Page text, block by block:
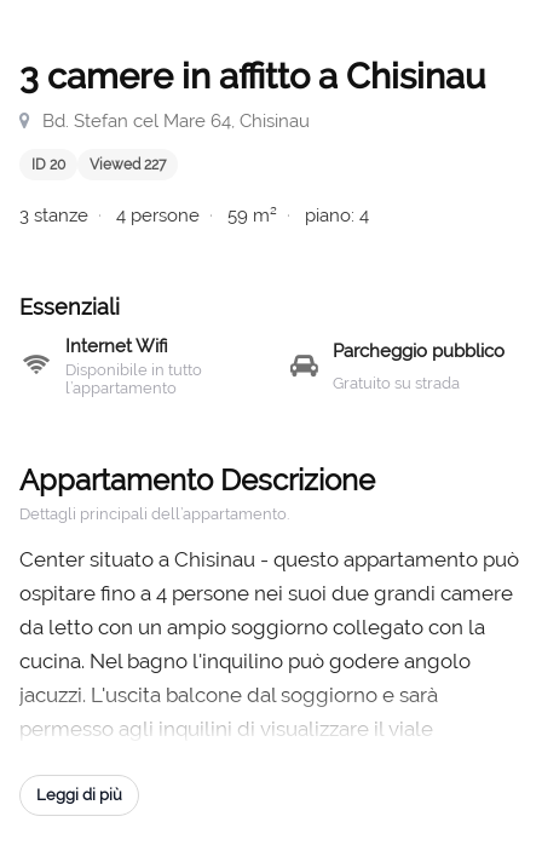
3 camere in affitto a Chisinau
Bd. Stefan cel Mare 64, Chisinau
ID 20 Viewed 227
3 stanze 4 persone 59 m² piano: 4
Essenziali
Internet Wifi
Disponibile in tutto
l’appartamento
Parcheggio pubblico
Gratuito su strada
Appartamento Descrizione
Dettagli principali dell’appartamento.
Center situato a Chisinau - questo appartamento può
ospitare fino a 4 persone nei suoi due grandi camere
da letto con un ampio soggiorno collegato con la
cucina. Nel bagno l'inquilino può godere angolo
jacuzzi. L'uscita balcone dal soggiorno e sarà
permesso agli inquilini di visualizzare il viale
Leggi di più